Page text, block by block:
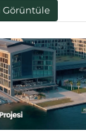
Görüntüle